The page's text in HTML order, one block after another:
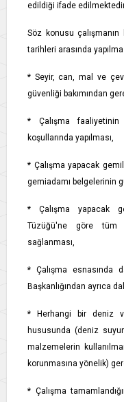
edildiği ifade
Söz konusu
tarihleri arasında
* Seyir, can, mal ve
güvenliği bakımından
* Çalışma
koşullarında yapılması,
* Çalışma yapacak
gemiadamı belgelerinin
* Çalışma yapacak
Tüzüğü'ne göre tüm
sağlanması,
* Çalışma esnasında
Başkanlığından ayrıca
* Herhangi bir deniz
hususunda (deniz
malzemelerin
korunmasına yönelik)
* Çalışma